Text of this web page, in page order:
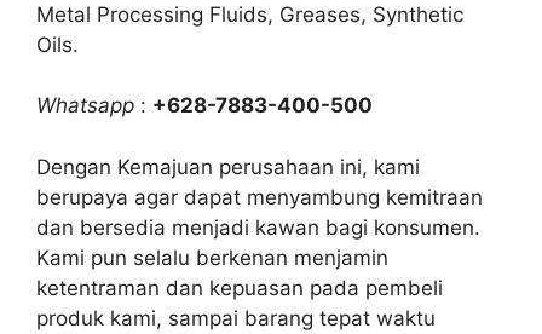
Metal Processing Fluids, Greases, Synthetic
Oils.
Whatsapp : +628-7883-400-500
Dengan Kemajuan perusahaan ini, kami
berupaya agar dapat menyambung kemitraan
dan bersedia menjadi kawan bagi konsumen.
Kami pun selalu berkenan menjamin
ketentraman dan kepuasan pada pembeli
produk kami, sampai barang tepat waktu